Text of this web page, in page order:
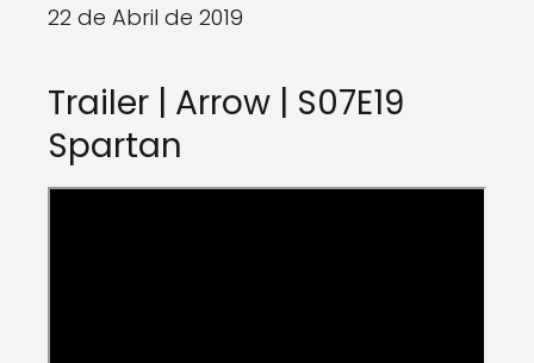
22 de Abril de 2019
Trailer | Arrow | S07E19
Spartan